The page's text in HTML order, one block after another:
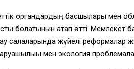
органдардың басшылары мен
болатынын атап өтті.
салаларында жүйелі реформалар
мен экология